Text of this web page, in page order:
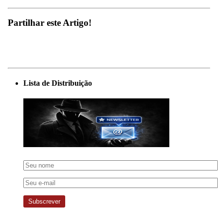
Partilhar este Artigo!
Lista de Distribuição
Subscrever